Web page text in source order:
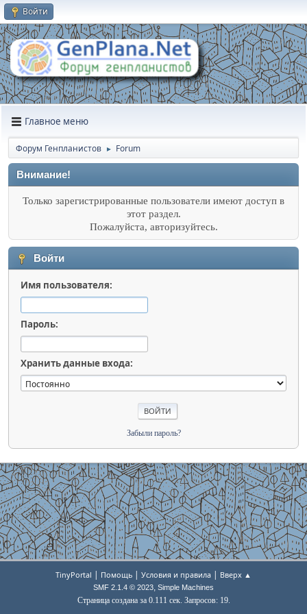
Войти
Главное меню
Форум Генпланистов ► Forum
Внимание!
Только зарегистрированные пользователи имеют доступ в
этот раздел.
Пожалуйста, авторизуйтесь.
Войти
Имя пользователя:
Пароль:
Хранить данные входа:
Забыли пароль?
TinyPortal | Помощь | Условия и правила | Вверх ▲
SMF 2.1.4 © 2023, Simple Machines
Страница создана за 0.111 сек. Запросов: 19.